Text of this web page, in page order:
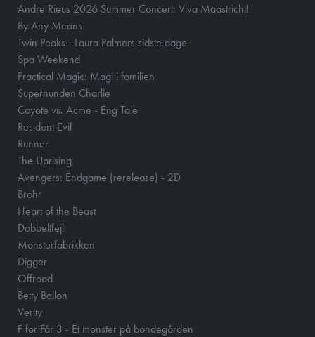
Andre Rieus 2026 Summer Concert: Viva Maastricht!
By Any Means
Twin Peaks - Laura Palmers sidste dage
Spa Weekend
Practical Magic: Magi i familien
Superhunden Charlie
Coyote vs. Acme - Eng Tale
Resident Evil
Runner
The Uprising
Avengers: Endgame (rerelease) - 2D
Brohr
Heart of the Beast
Dobbeltfejl
Monsterfabrikken
Digger
Offroad
Betty Ballon
Verity
F for Får 3 - Et monster på bondegården